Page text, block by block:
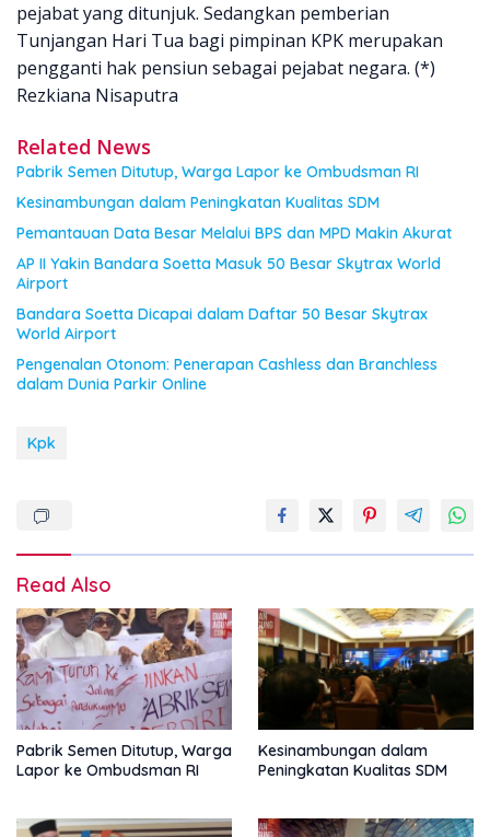
pejabat yang ditunjuk. Sedangkan pemberian
Tunjangan Hari Tua bagi pimpinan KPK merupakan
pengganti hak pensiun sebagai pejabat negara. (*)
Rezkiana Nisaputra
Related News
Pabrik Semen Ditutup, Warga Lapor ke Ombudsman RI
Kesinambungan dalam Peningkatan Kualitas SDM
Pemantauan Data Besar Melalui BPS dan MPD Makin Akurat
AP II Yakin Bandara Soetta Masuk 50 Besar Skytrax World
Airport
Bandara Soetta Dicapai dalam Daftar 50 Besar Skytrax
World Airport
Pengenalan Otonom: Penerapan Cashless dan Branchless
dalam Dunia Parkir Online
Kpk
Read Also
Pabrik Semen Ditutup, Warga
Lapor ke Ombudsman RI
Kesinambungan dalam
Peningkatan Kualitas SDM